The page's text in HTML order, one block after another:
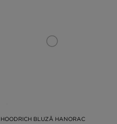
HOODRICH BLUZĂ HANORAC